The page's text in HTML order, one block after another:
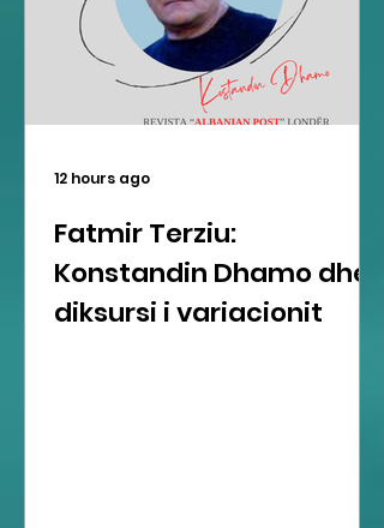
Fatmir Terziu:
Konstandin Dhamo dhe
diksursi i variacionit
12 hours ago